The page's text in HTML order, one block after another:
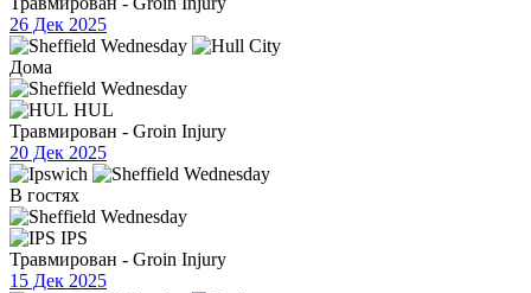
26 Дек 2025
Дома
HUL
Травмирован - Groin Injury
20 Дек 2025
В гостях
IPS
Травмирован - Groin Injury
15 Дек 2025